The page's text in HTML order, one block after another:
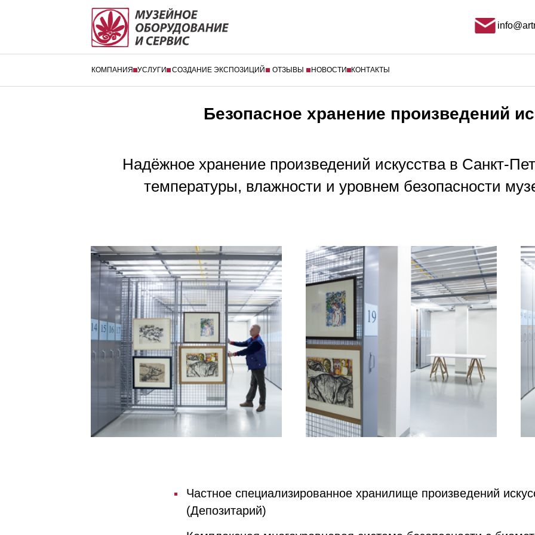
КОМПАНИЯ УСЛУГИ СОЗДАНИЕ ЭКСПОЗИЦИЙ ОТЗЫВЫ НОВОСТИ КОНТАКТЫ
Безопасное хранение произведений
Надёжное хранение произведений искусства в Санкт-
температуры, влажности и уровнем безопасности
Частное специализированное хранилище произведений
(Депозитарий)